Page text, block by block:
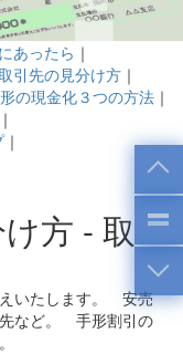
あったら ｜
引先の見分け方 ｜
の現金化３つの方法 ｜
｜
｜
方 - 取
いたします。 安売
先など。 手形割引の